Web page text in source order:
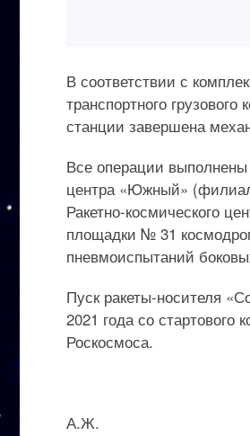
В соответствии с
транспортного
станции завершена
Все операции выполнены
центра «Южный» (филиал
Ракетно-космического
площадки № 31
пневмоиспытаний
Пуск ракеты-носителя
2021 года со
Роскосмоса.
А.Ж.